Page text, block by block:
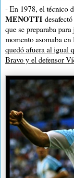
- En 1978, el técnico
MENOTTI
que se preparaba
momento asomaba
quedó afuera al igual
Bravo y el defensor